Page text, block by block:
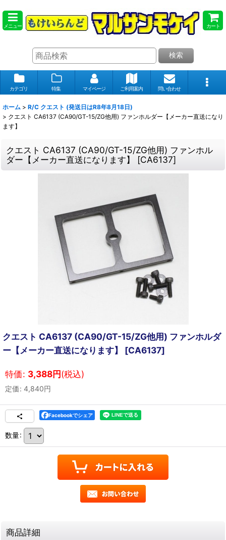
メニュー カート
検索
カテゴリ 特集 マイページ ご利用案内 問い合わせ
ホーム > R/C クエスト (発送日はR8年8月18日)
> クエスト CA6137 (CA90/GT-15/ZG他用) ファンホルダー【メーカー直送になり
ます】
クエスト CA6137 (CA90/GT-15/ZG他用) ファンホル
ダー【メーカー直送になります】 [CA6137]
クエスト CA6137 (CA90/GT-15/ZG他用) ファンホルダ
ー【メーカー直送になります】 [CA6137]
特価: 3,388円(税込)
定価: 4,840円
Facebookでシェア
数量:
商品詳細